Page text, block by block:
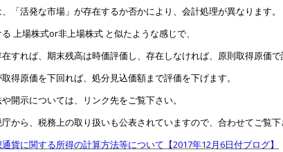
「活発な市場」が存在するか否かにより、会計処理が異なります。
上場株式or非上場株式 と似たような感じで、
すれば、期末残高は時価評価し、存在しなければ、原則取得原価で
得原価を下回れば、処分見込価額まで評価を下げます。
開示については、リンク先をご覧下さい。
から、税務上の取り扱いも公表されていますので、合わせてご覧下
通貨に関する所得の計算方法等について【2017年12月6日付ブログ】